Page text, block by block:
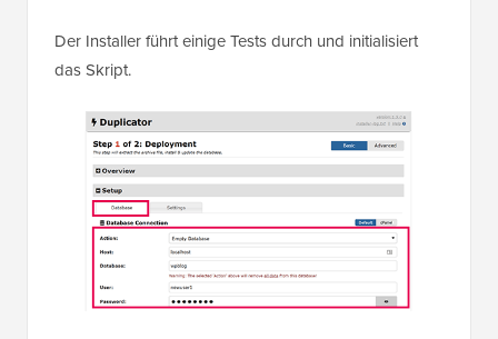
Der Installer führt einige Tests durch und initialisiert
das Skript.